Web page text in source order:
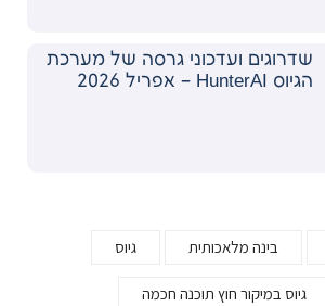
שדרוגים ועדכוני גרסה של מערכת
הגיוס HunterAI – אפריל 2026
בינה מלאכותית גיוס
גיוס במיקור חוץ תוכנה חכמה